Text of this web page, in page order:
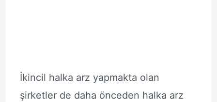
İkincil halka arz yapmakta olan
şirketler de daha önceden halka arz